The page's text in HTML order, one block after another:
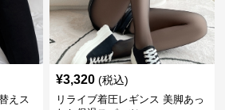
えス
¥3,320 (税込)
リライブ着圧レギンス 美脚あっ